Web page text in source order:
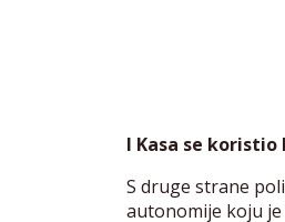
I Kasa se
S druge strane
autonomije koju